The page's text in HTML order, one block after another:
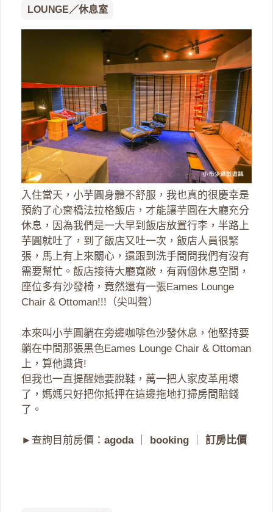
LOUNGE／休息室
入住當天，小芋圓身體不舒服，我也真的很慶幸是
預約了心齋橋法拉格飯店，才能讓芋圓在大廳充分
休息，因為我們是一大早到飯店放置行李，半路上
芋圓就吐了，到了飯店又吐一次，飯店人員很緊
張，馬上有上來關心，還跟到洗手間問我們有沒有
需要幫忙。飯店接待大廳寬敞，有兩個休息空間，
座位多有沙發椅，竟然還有一張Eames Lounge
Chair & Ottoman!!!（尖叫聲）
本來叫小芋圓躺在旁邊咖啡色沙發休息，他堅持要
躺在中間那張黑色Eames Lounge Chair & Ottoman
上，算他識貨!
但我也一直提醒她要脫鞋，萬一把人家皮革用壞
了，媽媽只好把你抵押在這邊拖地打掃房間賠錢
了。
►查詢目前房價： agoda｜ booking 訂房比價